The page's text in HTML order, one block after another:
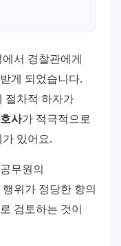
서 경찰관에게
게 되었습니다.
절차적 하자가
사가 적극적으로
있어요.
무원의
위가 정당한 항의
검토하는 것이